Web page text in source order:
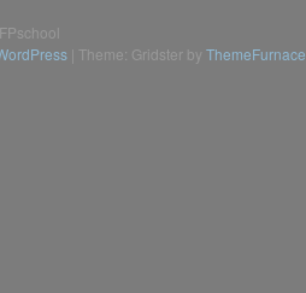
Theme: Gridster by ThemeFurnace